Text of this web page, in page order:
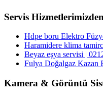
Servis
Hdpe boru Elektro
Haramidere klima
Beyaz eşya servisi |
Fulya Doğalgaz Kazan
Kamera & Görüntü